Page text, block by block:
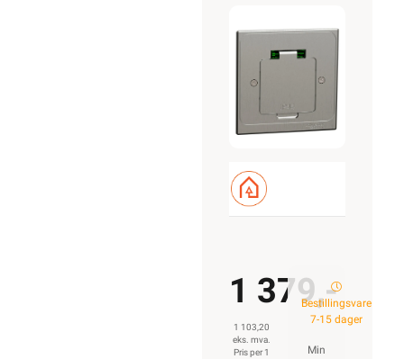
firkantet
1 379,-
1 103,20
eks. mva.
Pris per 1
Bestillingsvare
7-15 dager
Min